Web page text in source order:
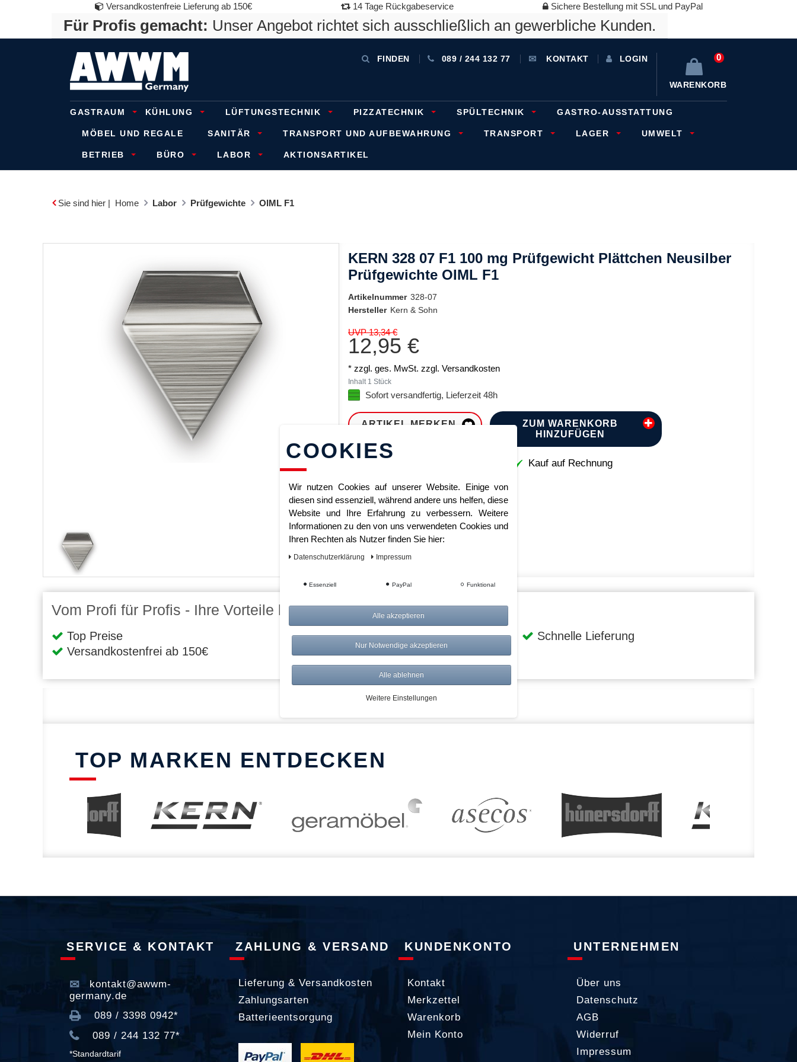
Versandkostenfreie Lieferung ab 150€ 14 Tage Rückgabeservice Sichere Bestellung mit SSL und PayPal
Für Profis gemacht: Unser Angebot richtet sich ausschließlich an gewerbliche Kunden.
FINDEN 089 / 244 132 77 KONTAKT LOGIN 0
WARENKORB
GASTRAUM KÜHLUNG LÜFTUNGSTECHNIK PIZZATECHNIK SPÜLTECHNIK GASTRO-AUSSTATTUNG
MÖBEL UND REGALE SANITÄR TRANSPORT UND AUFBEWAHRUNG TRANSPORT LAGER UMWELT
BETRIEB BÜRO LABOR AKTIONSARTIKEL
Sie sind hier | Home Labor Prüfgewichte OIML F1
KERN 328 07 F1 100 mg Prüfgewicht Plättchen Neusilber
Prüfgewichte OIML F1
Artikelnummer 328-07
Hersteller Kern & Sohn
UVP 13,34 €
12,95 €
* zzgl. ges. MwSt. zzgl. Versandkosten
Inhalt 1 Stück
Sofort versandfertig, Lieferzeit 48h
ARTIKEL MERKEN
ZUM WARENKORB
HINZUFÜGEN
Kauf auf Rechnung
Vom Profi für Profis - Ihre Vorteile bei AWWM:
Top Preise
Versandkostenfrei ab 150€
Risikolos: 14 Tage Rückgabe
Über 20.000 Artikel
Schnelle Lieferung
TOP MARKEN ENTDECKEN
SERVICE & KONTAKT
kontakt@awwm-
germany.de
089 / 3398 0942*
089 / 244 132 77*
*Standardtarif
ZAHLUNG & VERSAND
Lieferung & Versandkosten
Zahlungsarten
Batterieentsorgung
KUNDENKONTO
Kontakt
Merkzettel
Warenkorb
Mein Konto
UNTERNEHMEN
Über uns
Datenschutz
AGB
Widerruf
Impressum
COOKIES
Wir nutzen Cookies auf unserer Website. Einige von
diesen sind essenziell, während andere uns helfen, diese
Website und Ihre Erfahrung zu verbessern. Weitere
Informationen zu den von uns verwendeten Cookies und
Ihren Rechten als Nutzer finden Sie hier:
Daten­schutz­erklärung Impressum
Essenziell PayPal Funktional
Alle akzeptieren
Nur Notwendige akzeptieren
Alle ablehnen
Weitere Einstellungen